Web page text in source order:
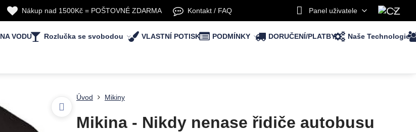
Nákup nad 1500Kč = POŠTOVNÉ ZDARMA Kontakt / FAQ Panel uživatele
NA VODU Rozlučka se svobodou VLASTNÍ POTISK PODMÍNKY DORUČENÍ/PLATBY Naše Technologie
Úvod Mikiny
Mikina - Nikdy nenase řidiče autobusu